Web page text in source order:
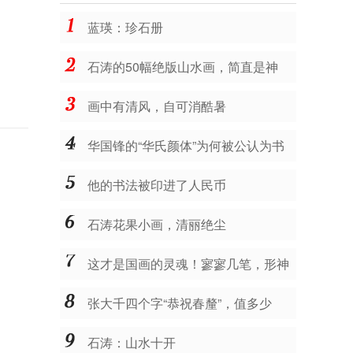
蓝瑛：珍石册
石涛的50幅绝版山水画，简直是神
品，让人震撼不已！
画中有清风，自可消酷暑
华国锋的“华氏颜体”为何被公认为书
法珍品？他的书法被印进了人民币
石涛花果小画，清丽绝尘
这才是国画的灵魂！寥寥几笔，形神
皆备，让人拍案叫绝！
张大千四个字“恭祝春釐”，值多少
钱？
石涛：山水十开